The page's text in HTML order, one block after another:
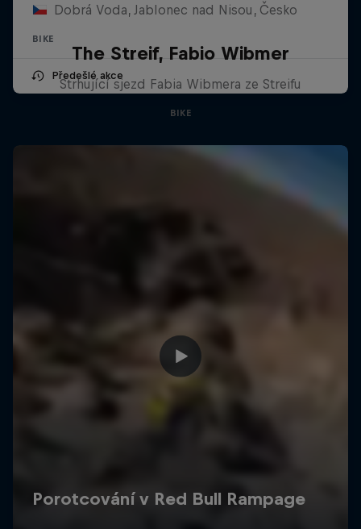
Dobrá Voda, Jablonec nad Nisou, Česko
BIKE
Předešlé akce
The Streif, Fabio Wibmer
Strhující sjezd Fabia Wibmera ze Streifu
BIKE